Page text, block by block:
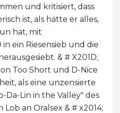
und kritisiert, dass
ist, als hätte er alles,
hat, mit
ein Riesensieb und die
& # X201D;
Too Short und D-Nice
als eine unzensierte
Da-Lin in the Valley" des
Lob an Oralsex & # x2014;